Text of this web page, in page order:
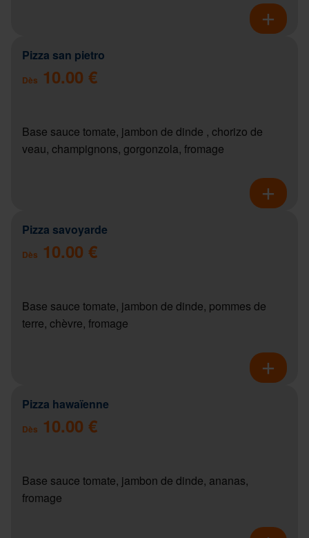
Pizza san pietro
Dès 10.00 €
Base sauce tomate, jambon de dinde , chorizo de
veau, champignons, gorgonzola, fromage
Pizza savoyarde
Dès 10.00 €
Base sauce tomate, jambon de dinde, pommes de
terre, chèvre, fromage
Pizza hawaïenne
Dès 10.00 €
Base sauce tomate, jambon de dinde, ananas,
fromage